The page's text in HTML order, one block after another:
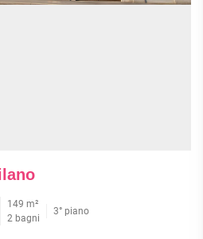
149 m²
2 bagni
3° piano